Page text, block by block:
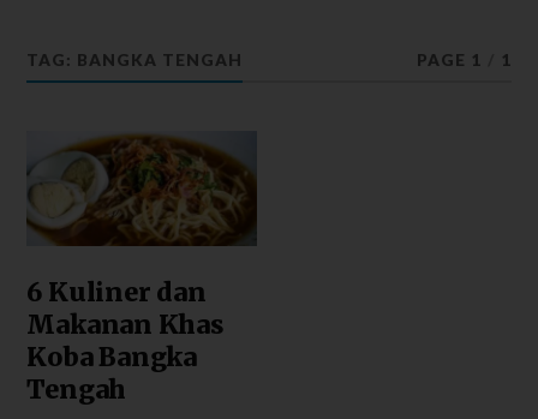
TAG: BANGKA TENGAH PAGE 1 1
6 Kuliner dan
Makanan Khas
Koba Bangka
Tengah